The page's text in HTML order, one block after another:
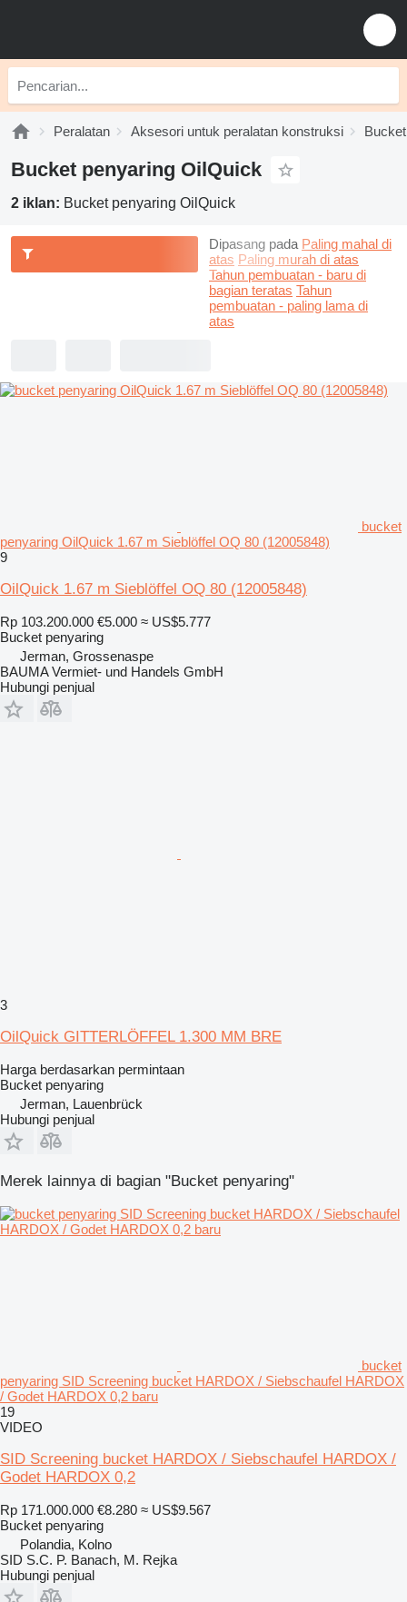
Peralatan Aksesori untuk peralatan konstruksi Bucket
Bucket penyaring OilQuick
2 iklan: Bucket penyaring OilQuick
Dipasang pada Paling mahal di
atas Paling murah di atas
Tahun pembuatan - baru di
bagian teratas Tahun
pembuatan - paling lama di
atas
bucket
penyaring OilQuick 1.67 m Sieblöffel OQ 80 (12005848)
9
OilQuick 1.67 m Sieblöffel OQ 80 (12005848)
Rp 103.200.000 €5.000 ≈ US$5.777
Bucket penyaring
Jerman, Grossenaspe
BAUMA Vermiet- und Handels GmbH
Hubungi penjual
3
OilQuick GITTERLÖFFEL 1.300 MM BRE
Harga berdasarkan permintaan
Bucket penyaring
Jerman, Lauenbrück
Hubungi penjual
Merek lainnya di bagian "Bucket penyaring"
bucket
penyaring SID Screening bucket HARDOX / Siebschaufel HARDOX
/ Godet HARDOX 0,2 baru
19
VIDEO
SID Screening bucket HARDOX / Siebschaufel HARDOX /
Godet HARDOX 0,2
Rp 171.000.000 €8.280 ≈ US$9.567
Bucket penyaring
Polandia, Kolno
SID S.C. P. Banach, M. Rejka
Hubungi penjual